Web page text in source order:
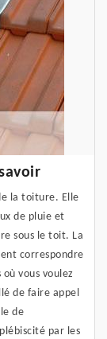
la toiture. Elle
de pluie et
sous le toit. La
correspondre
vous voulez
de faire appel
de
par les